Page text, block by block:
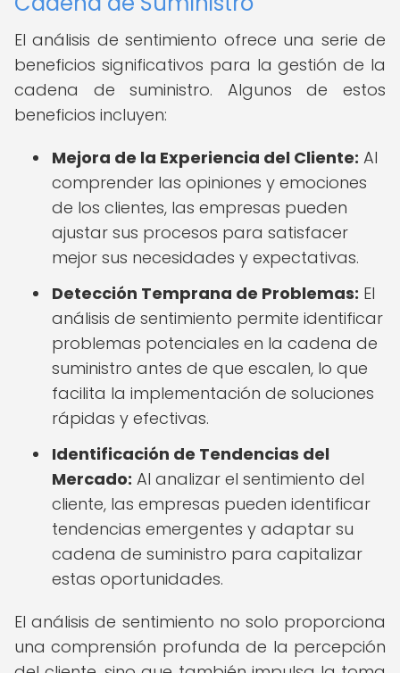
El análisis de sentimiento ofrece una serie de
beneficios significativos para la gestión de la
cadena de suministro. Algunos de estos
beneficios incluyen:
Mejora de la Experiencia del Cliente: Al
comprender las opiniones y emociones
de los clientes, las empresas pueden
ajustar sus procesos para satisfacer
mejor sus necesidades y expectativas.
Detección Temprana de Problemas: El
análisis de sentimiento permite identificar
problemas potenciales en la cadena de
suministro antes de que escalen, lo que
facilita la implementación de soluciones
rápidas y efectivas.
Identificación de Tendencias del
Mercado: Al analizar el sentimiento del
cliente, las empresas pueden identificar
tendencias emergentes y adaptar su
cadena de suministro para capitalizar
estas oportunidades.
El análisis de sentimiento no solo proporciona
una comprensión profunda de la percepción